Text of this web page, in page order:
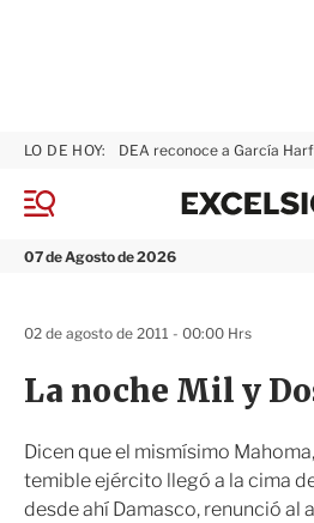
M
n
07 de Agosto de 2026
LO DE HOY: DEA reconoce a García
La noche Mil y
Dicen que el mismísimo
temible ejército llegó a la cima
desde ahí Damasco, renunció al
02 de agosto de 2011 - 00:00 Hrs